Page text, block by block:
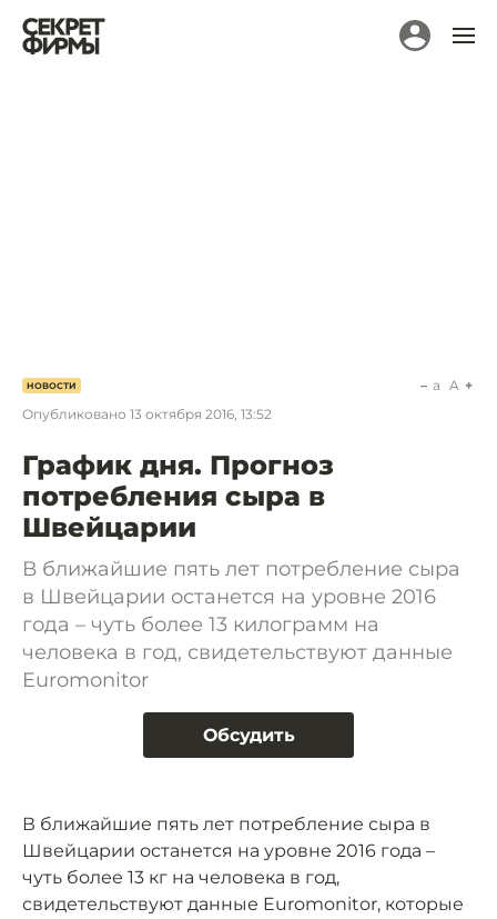
НОВОСТИ
Опубликовано 13 октября 2016, 13:52
a A
График дня. Прогноз
потребления сыра в
Швейцарии
В ближайшие пять лет потребление сыра
в Швейцарии останется на уровне 2016
года – чуть более 13 килограмм на
человека в год, свидетельствуют данные
Euromonitor
Обсудить
В ближайшие пять лет потребление сыра в
Швейцарии останется на уровне 2016 года –
чуть более 13 кг на человека в год,
свидетельствуют данные Euromonitor, которые